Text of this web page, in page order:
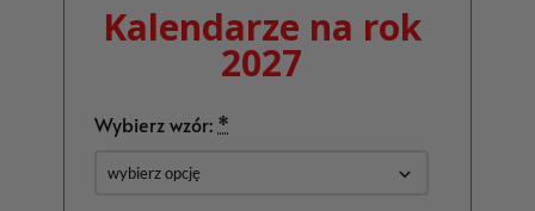
Kalendarze na rok
2027
Wybierz wzór: *